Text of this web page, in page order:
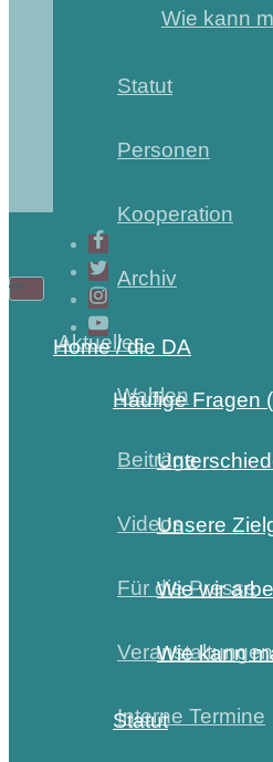
Wie kann
Statut
Personen
Kooperation
Archiv
Aktuelles
Wahlen
Beiträge
Videos
Für die Presse
Veranstaltungen
Interne Termine
Home / die DA
Häufige Fragen
Unsere
Wie wir
Wie kann
Statut